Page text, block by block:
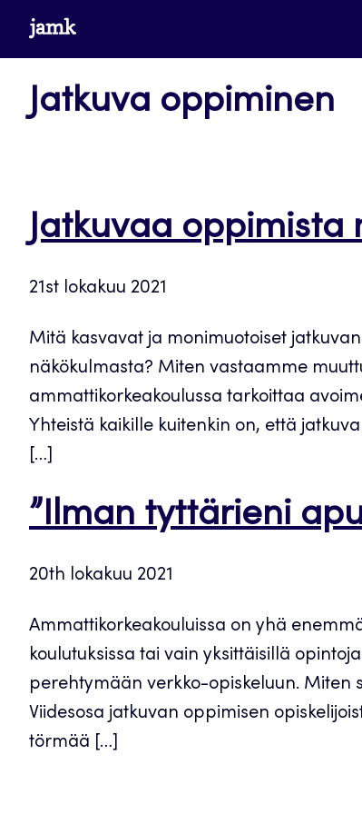
Siirrywww.jamk.fi
Jatkuva oppiminen
Jatkuvaa oppimista
21st lokakuu 2021
Mitä kasvavat ja monimuotoiset
näkökulmasta? Miten vastaamme
ammattikorkeakoulussa tarkoittaa
Yhteistä kaikille kuitenkin on, että
[…]
”Ilman tyttärieni
20th lokakuu 2021
Ammattikorkeakouluissa on yhä
koulutuksissa tai vain yksittäisillä
perehtymään verkko-opiskeluun. Miten
Viidesosa jatkuvan oppimisen
törmää […]